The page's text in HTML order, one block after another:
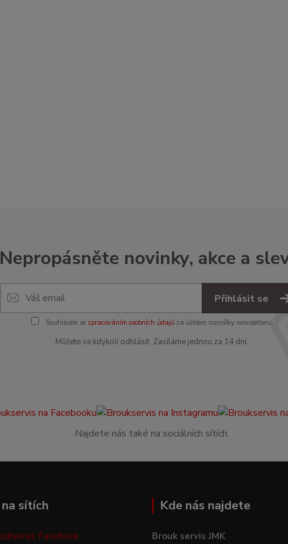
Nepropásněte novinky, akce a
Přihlásit se
Souhlasím se zpracováním osobních údajůza účelem rozesílky newsletteru.
Můžete se kdykoli odhlásit. Zasíláme jednou za 14 dní.
Najdete nás také na sociálních sítích.
na sítích
Facebook
Kde nás najdete
Brouk servis JMK